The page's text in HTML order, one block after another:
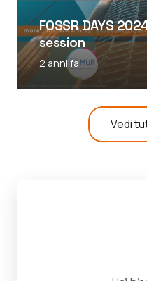
FOSSR DAYS
session
2 anni fa
Vedi